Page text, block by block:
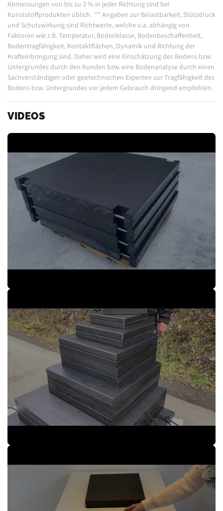
Abmessungen von bis zu 3 % in jeder Richtung sind bei
Kunststoffprodukten üblich. ** Angaben zur Belastbarkeit, Stützdruck
und Schutzwirkung sind Richtwerte, welche u.a. abhängig von
Faktoren wie z.B. Temperatur, Bodenklasse, Bodenbeschaffenheit,
Bodentragfähigkeit, Kontaktflächen, Dynamik und Richtung der
Krafteinbringung sind. Daher wird eine Einschätzung des Bodens bzw.
Untergrundes durch den Kunden bzw. eine Bodenanalyse durch einen
Sachverständigen oder geotechnischen Experten zur Tragfähigkeit des
Bodens bzw. Untergrundes vor jedem Gebrauch dringend empfohlen.
VIDEOS